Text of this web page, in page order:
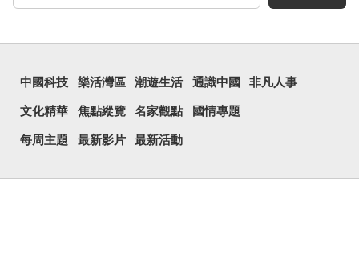
中國科技 樂活灣區 潮遊生活 通識中國 非凡人事
文化精華 焦點縱覽 名家觀點 國情專題
每周主題 最新影片 最新活動